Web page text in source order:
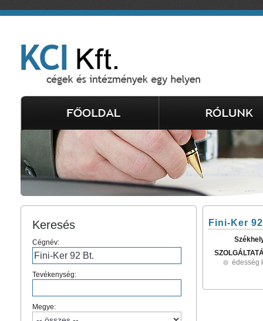
Keresés
Cégnév:
Tevékenység:
Megye:
Fini-Ker
édesség